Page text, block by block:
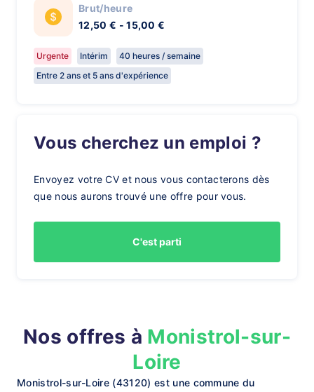
Brut/heure
12,50 € - 15,00 €
Urgente Intérim
40 heures / semaine
Entre 2 ans et 5 ans d'expérience
Vous cherchez un emploi ?
Envoyez votre CV et nous vous contacterons dès
que nous aurons trouvé une offre pour vous.
C'est parti
Nos offres à Monistrol-sur-
Loire
Monistrol-sur-Loire (43120) est une commune du